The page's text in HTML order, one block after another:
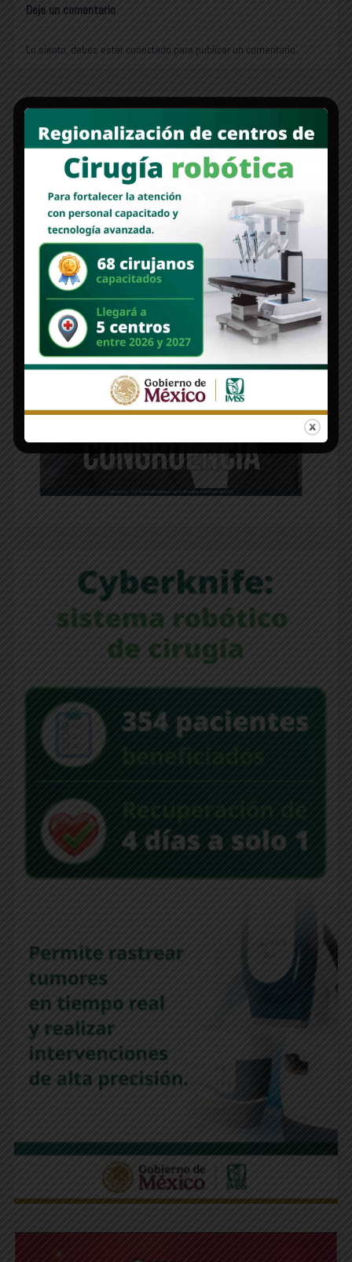
Deja un comentario
Lo siento, debes estar conectado para publicar un comentario.
Edición 1312